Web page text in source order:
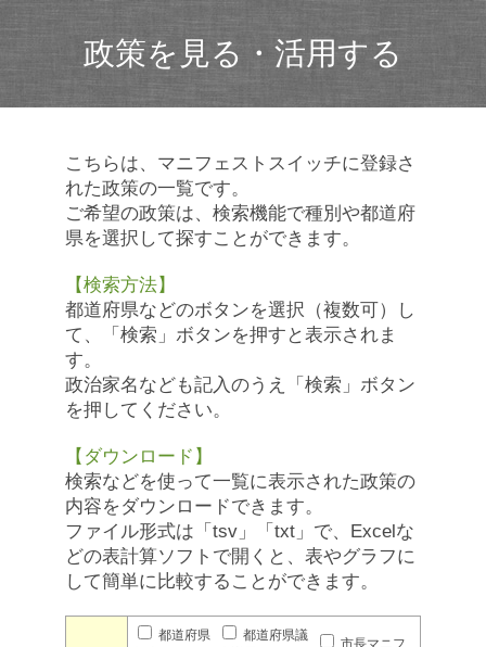
政策を見る・活用する
こちらは、マニフェストスイッチに登録さ
れた政策の一覧です。
ご希望の政策は、検索機能で種別や都道府
県を選択して探すことができます。
【検索方法】
都道府県などのボタンを選択（複数可）し
て、「検索」ボタンを押すと表示されま
す。
政治家名なども記入のうえ「検索」ボタン
を押してください。
【ダウンロード】
検索などを使って一覧に表示された政策の
内容をダウンロードできます。
ファイル形式は「tsv」「txt」で、Excelな
どの表計算ソフトで開くと、表やグラフに
して簡単に比較することができます。
都道府県
都道府県議
市長マニフ